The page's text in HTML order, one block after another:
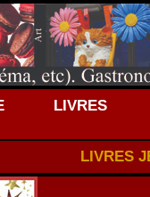
LIVRES
LIVRES